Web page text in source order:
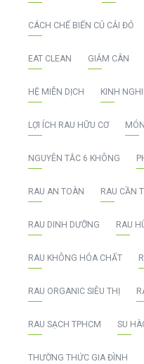
CÁCH CHẾ BIẾN CỦ CẢI ĐỎ
EAT CLEAN GIẢM CÂN
HỆ MIỄN DỊCH KINH
LỢI ÍCH RAU HỮU CƠ
NGUYÊN TẮC 6 KHÔNG
RAU AN TOÀN RAU CẦN
RAU DINH DƯỠNG RAU
RAU KHÔNG HÓA CHẤT
RAU ORGANIC SIÊU THỊ
RAU SẠCH TPHCM SU
THƯỜNG THỨC GIA ĐÌNH